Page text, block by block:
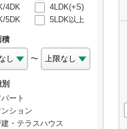
4DK
4LDK(+S)
5DK
5LDK以上
積
〜
ート
ンション
建・テラスハウス